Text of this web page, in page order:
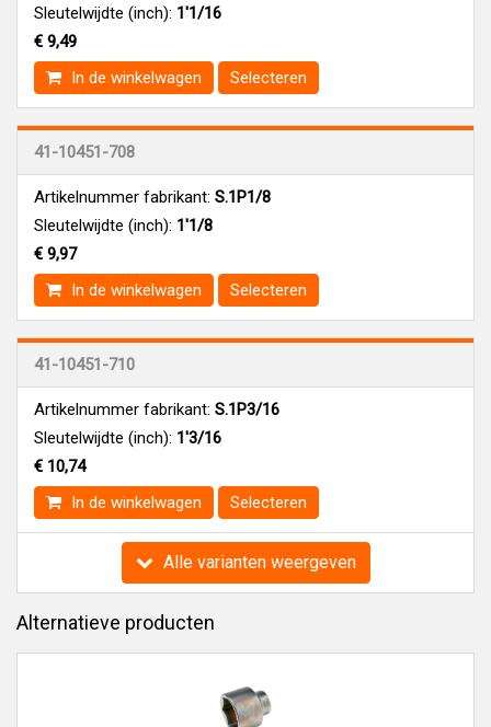
Sleutelwijdte (inch): 1'1/16
€ 9,49
In de winkelwagen
Selecteren
41-10451-708
Artikelnummer fabrikant: S.1P1/8
Sleutelwijdte (inch): 1'1/8
€ 9,97
In de winkelwagen
Selecteren
41-10451-710
Artikelnummer fabrikant: S.1P3/16
Sleutelwijdte (inch): 1'3/16
€ 10,74
In de winkelwagen
Selecteren
Alle varianten weergeven
Alternatieve producten